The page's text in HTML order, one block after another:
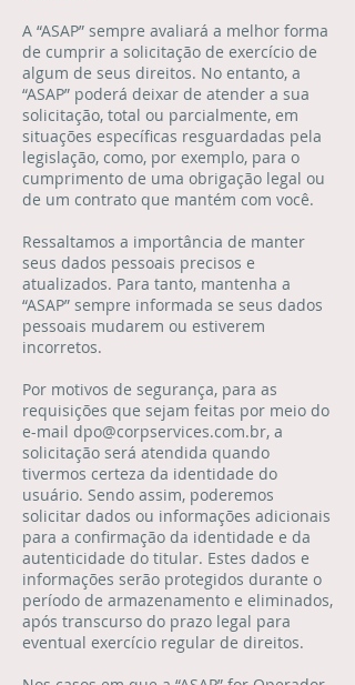
A “ASAP” sempre avaliará a melhor forma
de cumprir a solicitação de exercício de
algum de seus direitos. No entanto, a
“ASAP” poderá deixar de atender a sua
solicitação, total ou parcialmente, em
situações específicas resguardadas pela
legislação, como, por exemplo, para o
cumprimento de uma obrigação legal ou
de um contrato que mantém com você.
Ressaltamos a importância de manter
seus dados pessoais precisos e
atualizados. Para tanto, mantenha a
“ASAP” sempre informada se seus dados
pessoais mudarem ou estiverem
incorretos.
Por motivos de segurança, para as
requisições que sejam feitas por meio do
e-mail dpo@corpservices.com.br, a
solicitação será atendida quando
tivermos certeza da identidade do
usuário. Sendo assim, poderemos
solicitar dados ou informações adicionais
para a confirmação da identidade e da
autenticidade do titular. Estes dados e
informações serão protegidos durante o
período de armazenamento e eliminados,
após transcurso do prazo legal para
eventual exercício regular de direitos.